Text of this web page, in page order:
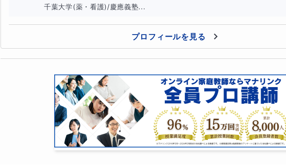
ずっと簡単に解けてしまうことがよくあります
一つの問題に対して色々な解法をイメージできるようにして
その中からベストなものを選べるようにするのが目標です
そのためにはそもそも各分野の基本が理解できていなければ
それぞれの解法の比較検討はできません
千葉大学(薬・看護)/慶應義塾...
プロフィールを見る